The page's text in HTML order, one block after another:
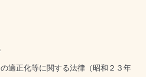
適正化等に関する法律（昭和２３年